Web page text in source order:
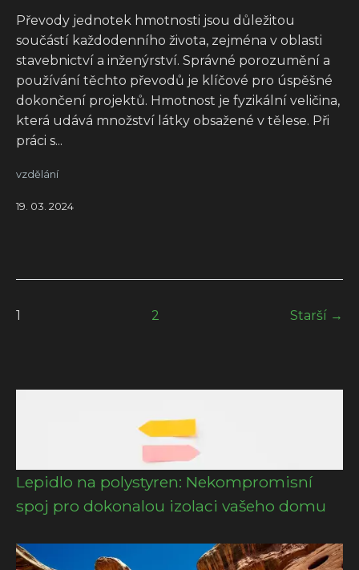
Převody jednotek hmotnosti jsou důležitou
součástí každodenního života, zejména v oblasti
stavebnictví a inženýrství. Správné porozumění a
používání těchto převodů je klíčové pro úspěšné
dokončení projektů. Hmotnost je fyzikální veličina,
která udává množství látky obsažené v tělese. Při
práci s...
vzdělání
19. 03. 2024
1 2 Starší →
Lepidlo na polystyren: Nekompromisní
spoj pro dokonalou izolaci vašeho domu